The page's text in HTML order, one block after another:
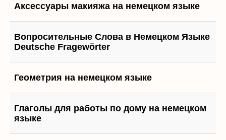
Аксессуары макияжа на немецком языке
Вопросительные Слова в Немецком Языке
Deutsche Fragewörter
Геометрия на немецком языке
Глаголы для работы по дому на немецком
языке